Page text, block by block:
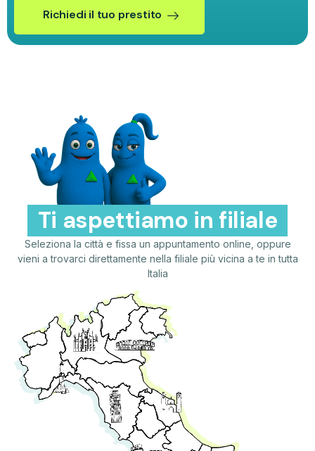
Richiedi il tuo prestito
Ti aspettiamo in filiale
Seleziona la città e fissa un appuntamento online, oppure
vieni a trovarci direttamente nella filiale più vicina a te in tutta
Italia